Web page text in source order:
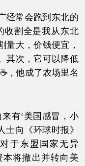
会跑到东北的
收割全是我从东北
量大，价钱便宜，
其次，它可以降低
，他成了农场里名
‘美国感冒，小
士向《环球时报》
于东盟国家无异
本将撤出并转向美